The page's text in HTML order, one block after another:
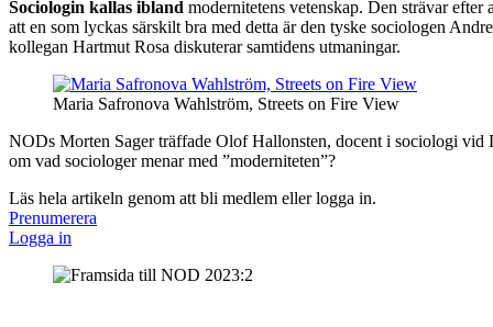
Sociologin kallas ibland modernitetens vetenskap. Den strävar
att en som lyckas särskilt bra med detta är den tyske sociologen
kollegan Hartmut Rosa diskuterar samtidens utmaningar.
Maria Safronova Wahlström, Streets on Fire View
NODs Morten Sager träffade Olof Hallonsten, docent i sociologi
om vad sociologer menar med ”moderniteten”?
Läs hela artikeln genom att bli medlem eller logga in.
Prenumerera
Logga in